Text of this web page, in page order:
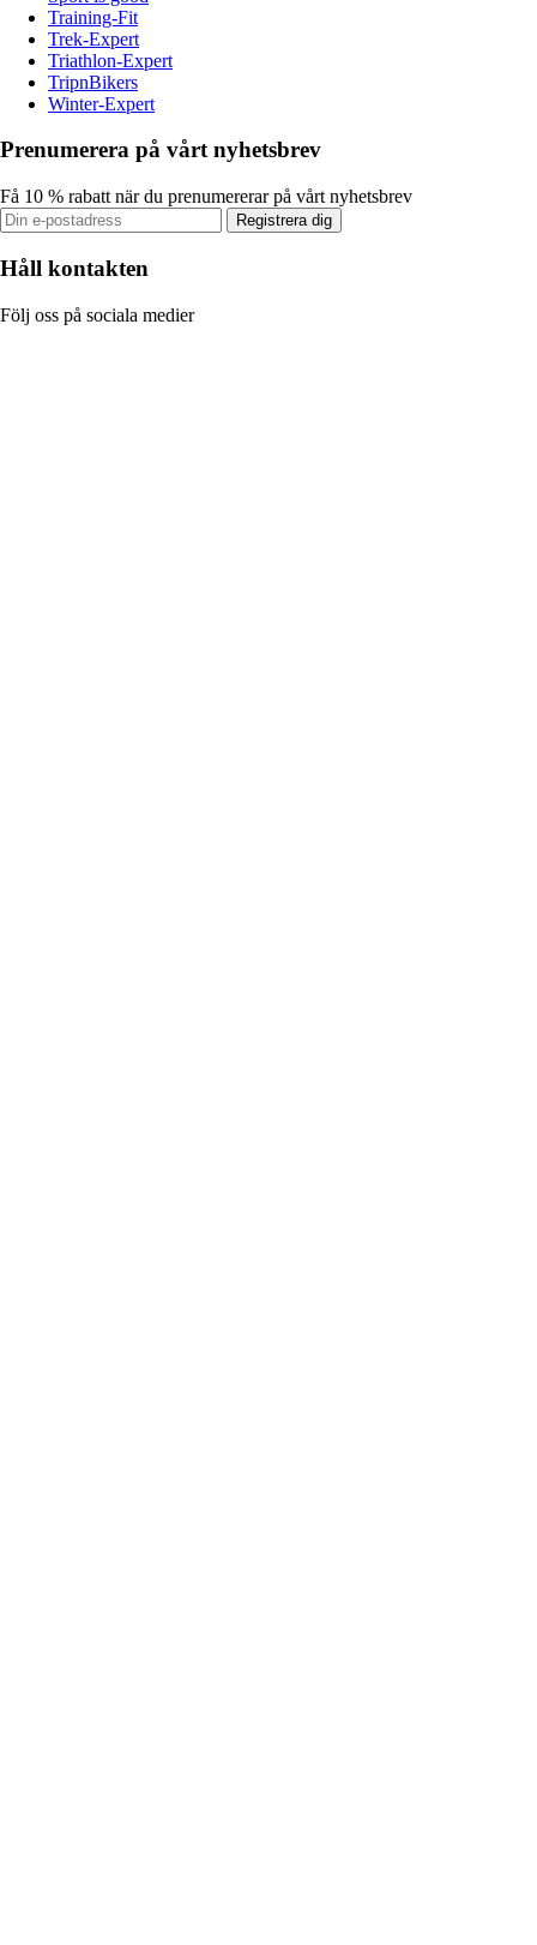
Training-Fit
Trek-Expert
Triathlon-Expert
TripnBikers
Winter-Expert
Prenumerera på vårt nyhetsbrev
Få 10 % rabatt när du prenumererar på vårt nyhetsbrev
Registrera dig
Håll kontakten
Följ oss på sociala medier